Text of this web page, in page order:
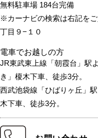
無料駐車場 184台完備
※カーナビの検索は右記を
丁目９−１０
電車でお越しの方
JR東武東上線「朝霞台」駅
き」榎木下車、徒歩3分。
西武池袋線「ひばりヶ丘」
木下車、徒歩3分。